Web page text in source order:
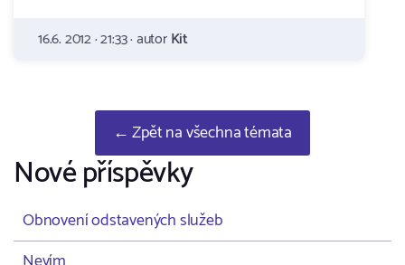
16.6. 2012 · 21:33 · autorKit
← Zpět na všechna témata
Nové příspěvky
Obnovení odstavených služeb